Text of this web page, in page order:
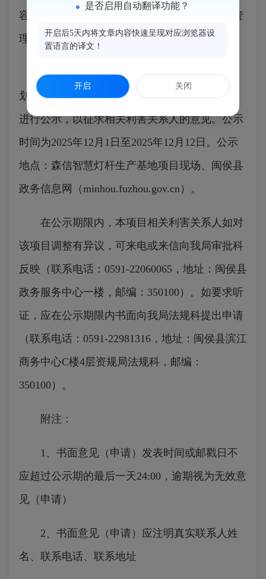
容符合土地出让合同相关规划条件及有关规划管
理技术规定的要求。
依据《福建省实施<中华人民共和国城乡规
划法>办法》第五十三条，现将调整前后的图纸
进行公示，以征求相关利害关系人的意见。公示
时间为2025年12月1日至2025年12月12日。公示
地点：森信智慧灯杆生产基地项目现场、闽侯县
政务信息网（minhou.fuzhou.gov.cn）。
在公示期限内，本项目相关利害关系人如对
该项目调整有异议，可来电或来信向我局审批科
反映（联系电话：0591-22060065，地址：闽侯县
政务服务中心一楼，邮编：350100）。如要求听
证，应在公示期限内书面向我局法规科提出申请
（联系电话：0591-22981316，地址：闽侯县滨江
商务中心C楼4层资规局法规科，邮编：
350100）。
附注：
1、书面意见（申请）发表时间或邮戳日不
应超过公示期的最后一天24:00，逾期视为无效意
见（申请）
2、书面意见（申请）应注明真实联系人姓
名、联系电话、联系地址
是否启用自动翻译功能？
开启后5天内将文章内容快速呈现对应浏览器设
置语言的译文！
开启 关闭